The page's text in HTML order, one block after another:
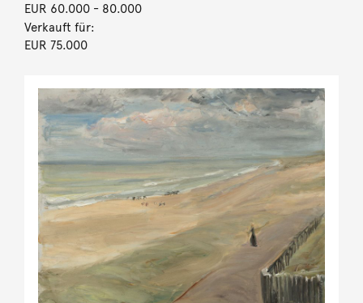
EUR 60.000- 80.000
Verkauft für:
EUR 75.000